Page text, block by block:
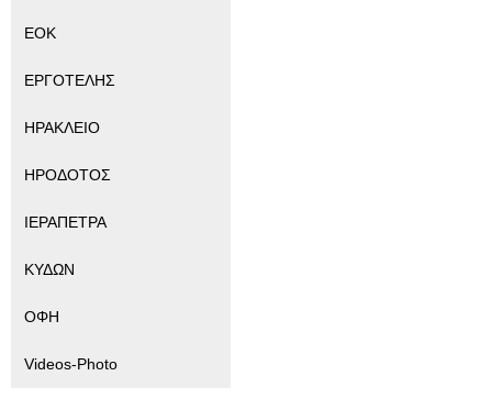
ΕΟΚ
ΕΡΓΟΤΕΛΗΣ
ΗΡΑΚΛΕΙΟ
ΗΡΟΔΟΤΟΣ
ΙΕΡΑΠΕΤΡΑ
ΚΥΔΩΝ
ΟΦΗ
Videos-Photo